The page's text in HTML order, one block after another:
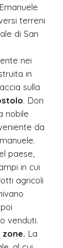
terreni
di San
nei
in
sulla
. Don
nobile
da
paese,
in cui
agricoli
venduti.
La